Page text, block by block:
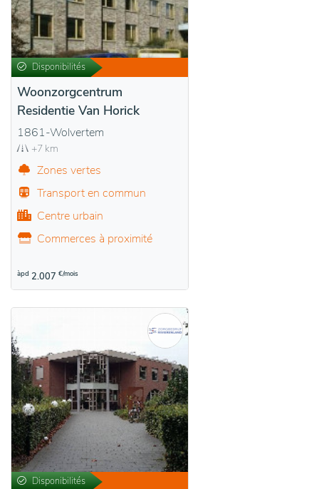
Disponibilités
Woonzorgcentrum
Residentie Van Horick
1861-Wolvertem
+7 km
Zones vertes
Transport en commun
Centre urbain
Commerces à proximité
àpd 2.007 €/mois
Disponibilités